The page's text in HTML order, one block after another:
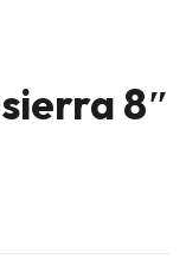
8″